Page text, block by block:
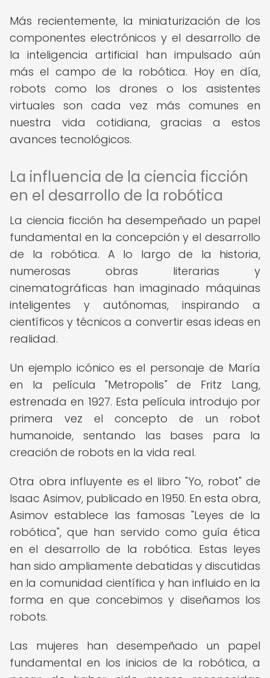
Más recientemente, la miniaturización de los
componentes electrónicos y el desarrollo de
la inteligencia artificial han impulsado aún
más el campo de la robótica. Hoy en día,
robots como los drones o los asistentes
virtuales son cada vez más comunes en
nuestra vida cotidiana, gracias a estos
avances tecnológicos.
La influencia de la ciencia ficción
en el desarrollo de la robótica
La ciencia ficción ha desempeñado un papel
fundamental en la concepción y el desarrollo
de la robótica. A lo largo de la historia,
numerosas obras literarias y
cinematográficas han imaginado máquinas
inteligentes y autónomas, inspirando a
científicos y técnicos a convertir esas ideas en
realidad.
Un ejemplo icónico es el personaje de María
en la película "Metropolis" de Fritz Lang,
estrenada en 1927. Esta película introdujo por
primera vez el concepto de un robot
humanoide, sentando las bases para la
creación de robots en la vida real.
Otra obra influyente es el libro "Yo, robot" de
Isaac Asimov, publicado en 1950. En esta obra,
Asimov establece las famosas "Leyes de la
robótica", que han servido como guía ética
en el desarrollo de la robótica. Estas leyes
han sido ampliamente debatidas y discutidas
en la comunidad científica y han influido en la
forma en que concebimos y diseñamos los
robots.
Las mujeres han desempeñado un papel
fundamental en los inicios de la robótica, a